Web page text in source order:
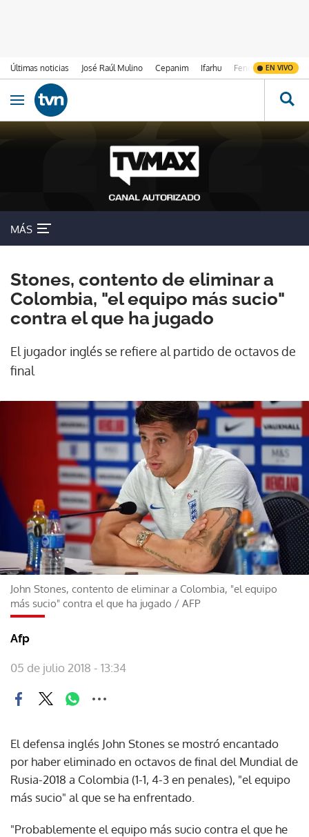
Últimas noticias José Raúl Mulino Cepanim Ifarhu Fenómeno de El
EN VIVO
Ir al contenido
Obrir navegació
MÁS
Stones, contento de eliminar a
Colombia, "el equipo más sucio"
contra el que ha jugado
El jugador inglés se refiere al partido de octavos de
final
John Stones, contento de eliminar a Colombia, "el equipo
más sucio" contra el que ha jugado / AFP
Afp
05 de julio 2018 - 13:34
El defensa inglés John Stones se mostró encantado
por haber eliminado en octavos de final del Mundial de
Rusia-2018 a Colombia (1-1, 4-3 en penales), "el equipo
más sucio" al que se ha enfrentado.
"Probablemente el equipo más sucio contra el que he